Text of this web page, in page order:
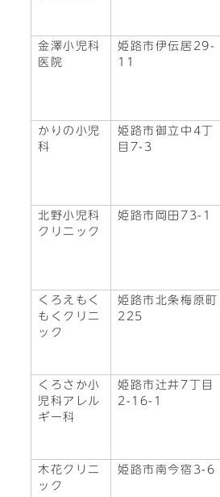
金澤小児科
医院
姫路市伊伝居29-
11
かりの小児
科
姫路市御立中4丁
目7-3
北野小児科
クリニック
姫路市岡田73-1
くろえもく
もくクリニ
ック
姫路市北条梅原町
225
くろさか小
児科アレル
ギー科
姫路市辻井7丁目
2-16-1
木花クリニ
ック
姫路市南今宿3-6